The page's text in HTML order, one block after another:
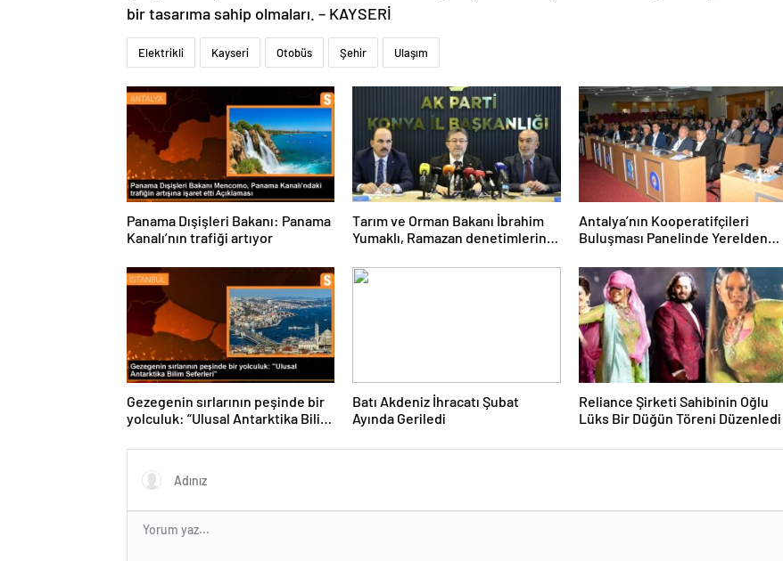
bir tasarıma sahip olmaları. – KAYSERİ
Elektrikli Kayseri Otobüs Şehir Ulaşım
Panama Dışişleri Bakanı: Panama
Kanalı’nın trafiği artıyor
Tarım ve Orman Bakanı İbrahim
Yumaklı, Ramazan denetimlerini
Antalya’nın Kooperatifçileri
Buluşması Panelinde Yerelden
Gerekenler Tartışıldı
Gezegenin sırlarının peşinde bir
yolculuk: “Ulusal Antarktika Bilim
Batı Akdeniz İhracatı Şubat
Ayında Geriledi
Reliance Şirketi Sahibinin Oğlu
Lüks Bir Düğün Töreni Düzenledi